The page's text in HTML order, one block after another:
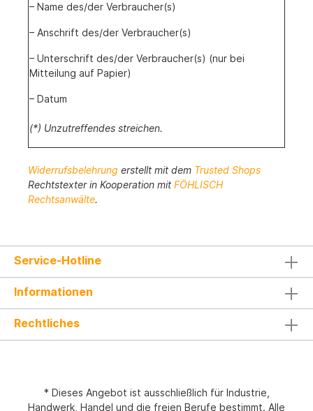
– Name des/der Verbraucher(s)
– Anschrift des/der Verbraucher(s)
– Unterschrift des/der Verbraucher(s) (nur bei
Mitteilung auf Papier)
– Datum
(*) Unzutreffendes streichen.
Widerrufsbelehrung erstellt mit dem Trusted Shops
Rechtstexter in Kooperation mit FÖHLISCH
Rechtsanwälte.
Service-Hotline
Informationen
Rechtliches
* Dieses Angebot ist ausschließlich für Industrie,
Handwerk, Handel und die freien Berufe bestimmt. Alle